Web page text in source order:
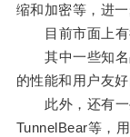
缩和加密等，进
目前市面上有
其中一些知名
的性能和用户友
此外，还有一
TunnelBear等，